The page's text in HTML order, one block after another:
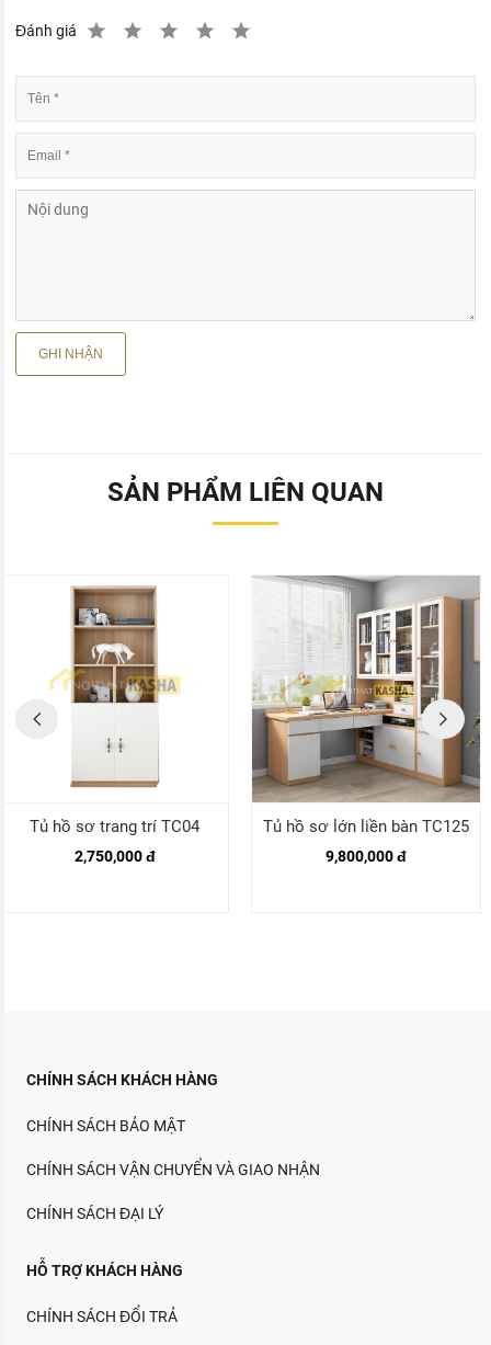
Đánh giá
SẢN PHẨM LIÊN QUAN
Tủ hồ sơ trang trí TC04
2,750,000 đ
Tủ hồ sơ lớn liền bàn TC125
9,800,000 đ
CHÍNH SÁCH KHÁCH HÀNG
CHÍNH SÁCH BẢO MẬT
CHÍNH SÁCH VẬN CHUYỂN VÀ GIAO NHẬN
CHÍNH SÁCH ĐẠI LÝ
HỖ TRỢ KHÁCH HÀNG
CHÍNH SÁCH ĐỔI TRẢ